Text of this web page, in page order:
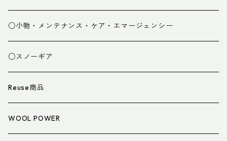
グローブ
スパッツ・ゲイター
衣類小物
アイウェア
寝袋
マット
寝具小物
○小物・メンテナンス・ケア・エマージェンシー
○スノーギア
Reuse商品
WOOL POWER